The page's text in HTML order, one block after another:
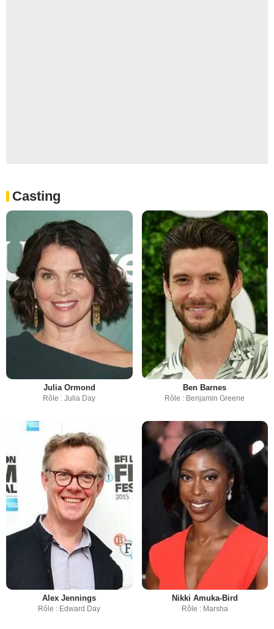
Casting
Julia Ormond
Rôle : Julia Day
Ben Barnes
Rôle : Benjamin Greene
Alex Jennings
Rôle : Edward Day
Nikki Amuka-Bird
Rôle : Marsha